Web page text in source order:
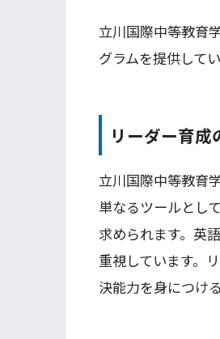
立川国際中等教育
グラムを提供して
リーダー育成
立川国際中等教育
単なるツールとし
求められます。英
重視しています。
決能力を身につけ